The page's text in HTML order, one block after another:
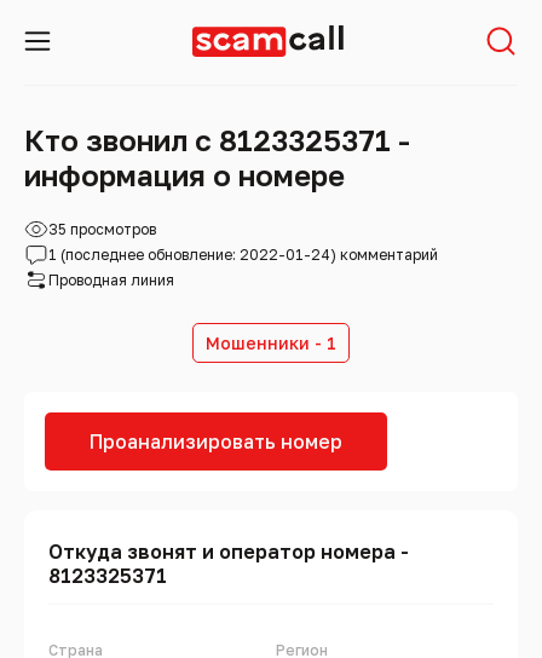
Кто звонил с 8123325371 -
информация о номере
35 просмотров
1 (последнее обновление: 2022-01-24) комментарий
Проводная линия
Мошенники - 1
Проанализировать номер
Откуда звонят и оператор номера -
8123325371
Страна Регион